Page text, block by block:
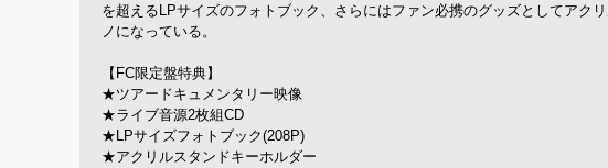
を超えるLPサイズのフォトブック、さらにはファン必携のグッズとしてアク
ノになっている。
【FC限定盤特典】
★ツアードキュメンタリー映像
★ライブ音源2枚組CD
★LPサイズフォトブック(208P)
★アクリルスタンドキーホルダー